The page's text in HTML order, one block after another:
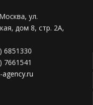
ул.
дом 8, стр. 2А,
6851330
7661541
agency.ru